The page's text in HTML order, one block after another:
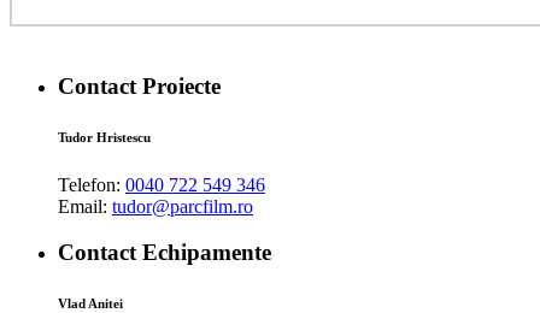
Contact Proiecte
Tudor Hristescu
Telefon: 0040 722 549 346
Email: tudor@parcfilm.ro
Contact Echipamente
Vlad Anitei